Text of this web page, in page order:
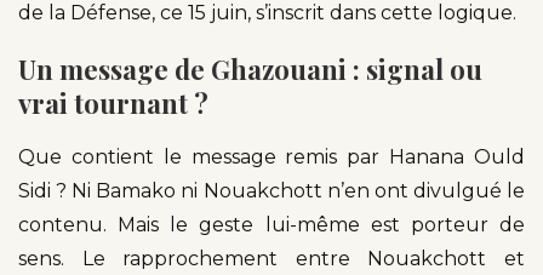
de la Défense, ce 15 juin, s’inscrit dans cette logique.
Un message de Ghazouani : signal ou
vrai tournant ?
Que contient le message remis par Hanana Ould
Sidi ? Ni Bamako ni Nouakchott n’en ont divulgué le
contenu. Mais le geste lui-même est porteur de
sens. Le rapprochement entre Nouakchott et